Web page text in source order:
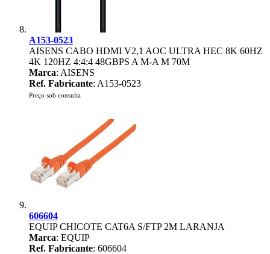
A153-0523
AISENS CABO HDMI V2,1 AOC ULTRA HEC 8K 60HZ
4K 120HZ 4:4:4 48GBPS A M-A M 70M
Marca: AISENS
Ref. Fabricante: A153-0523
Preço sob consulta
606604
EQUIP CHICOTE CAT6A S/FTP 2M LARANJA
Marca: EQUIP
Ref. Fabricante: 606604